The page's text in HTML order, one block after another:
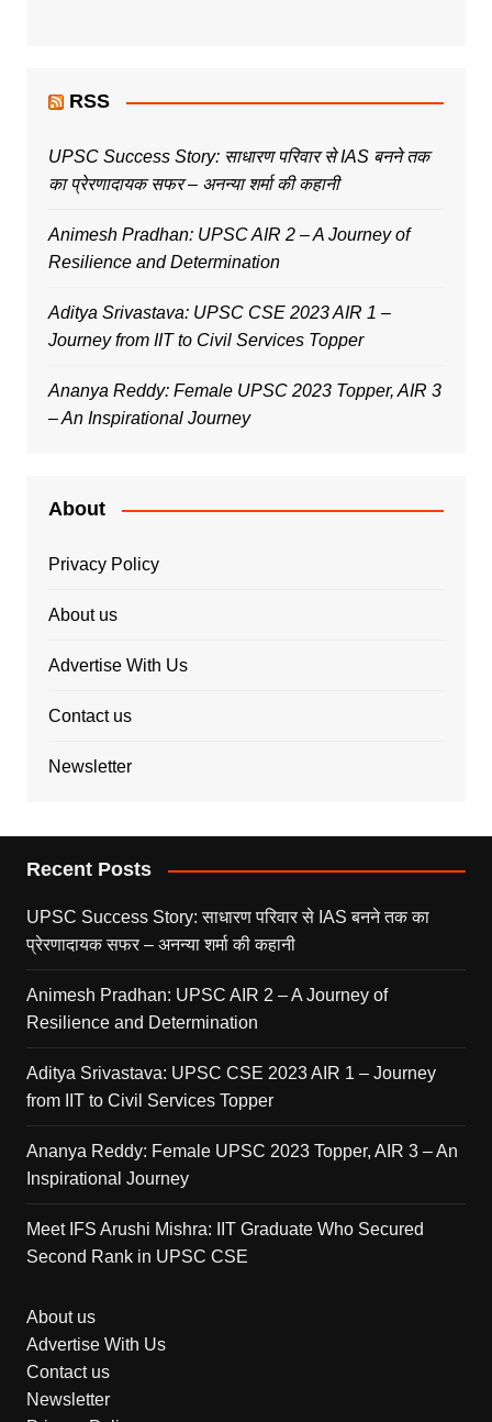
RSS
UPSC Success Story: साधारण परिवार से IAS बनने तक
का प्रेरणादायक सफर – अनन्या शर्मा की कहानी
Animesh Pradhan: UPSC AIR 2 – A Journey of
Resilience and Determination
Aditya Srivastava: UPSC CSE 2023 AIR 1 –
Journey from IIT to Civil Services Topper
Ananya Reddy: Female UPSC 2023 Topper, AIR 3
– An Inspirational Journey
About
Privacy Policy
About us
Advertise With Us
Contact us
Newsletter
Recent Posts
UPSC Success Story: साधारण परिवार से IAS बनने तक का
प्रेरणादायक सफर – अनन्या शर्मा की कहानी
Animesh Pradhan: UPSC AIR 2 – A Journey of
Resilience and Determination
Aditya Srivastava: UPSC CSE 2023 AIR 1 – Journey
from IIT to Civil Services Topper
Ananya Reddy: Female UPSC 2023 Topper, AIR 3 – An
Inspirational Journey
Meet IFS Arushi Mishra: IIT Graduate Who Secured
Second Rank in UPSC CSE
About us
Advertise With Us
Contact us
Newsletter